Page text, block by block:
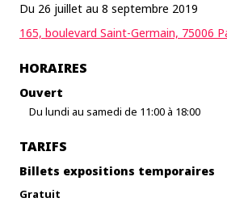
Du 26 juillet au 8 septembre 2019
165, boulevard Saint-Germain, 75006
HORAIRES
Ouvert
Du lundi au samedi de 11:00 à 18:00
TARIFS
Billets expositions temporaires
Gratuit